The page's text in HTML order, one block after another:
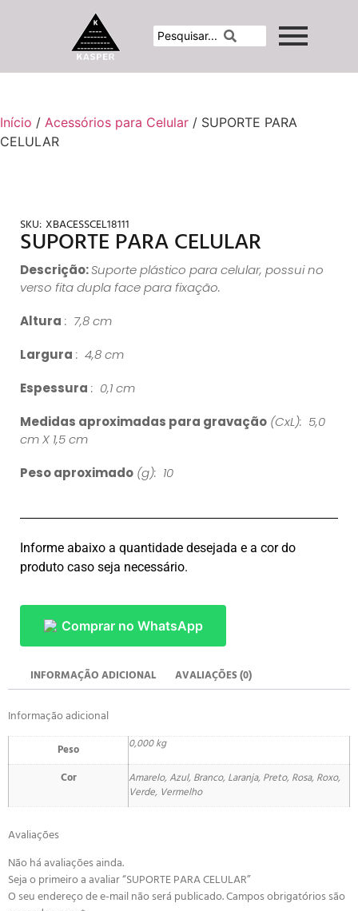
Início / Acessórios para Celular / SUPORTE PARA
CELULAR
SKU: XBACESSCEL18111
SUPORTE PARA CELULAR
Descrição:Suporte plástico para celular, possui no
verso fita dupla face para fixação.
Altura : 7,8 cm
Largura : 4,8 cm
Espessura : 0,1 cm
Medidas aproximadas para gravação (CxL): 5,0
cm X 1,5 cm
Peso aproximado (g): 10
Informe abaixo a quantidade desejada e a cor do
produto caso seja necessário.
Comprar no WhatsApp
INFORMAÇÃO ADICIONAL AVALIAÇÕES (0)
Informação adicional
Peso 0,000 kg
Cor
Amarelo, Azul, Branco, Laranja, Preto, Rosa, Roxo,
Verde, Vermelho
Avaliações
Não há avaliações ainda.
Seja o primeiro a avaliar “SUPORTE PARA CELULAR”
O seu endereço de e-mail não será publicado.Campos obrigatórios são